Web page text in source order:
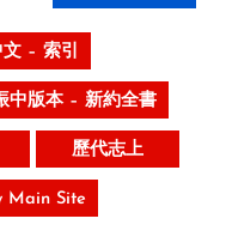
– 索引
中版本 – 新約全書
歷代志上
Main Site